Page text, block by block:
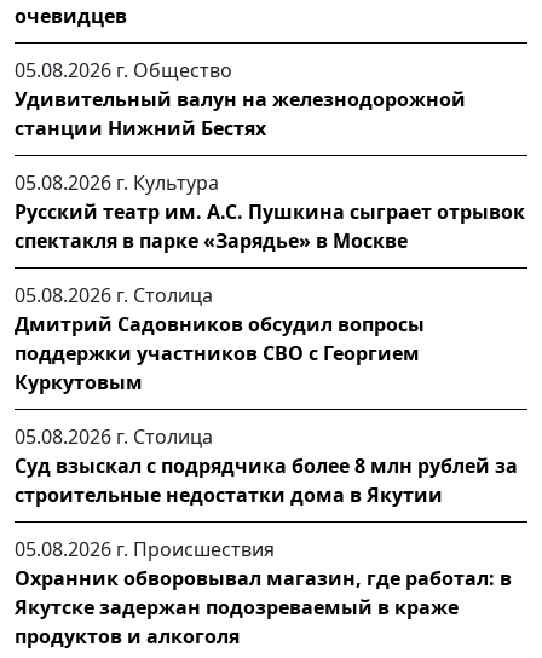
очевидцев
05.08.2026 г. Общество
Удивительный валун на железнодорожной
станции Нижний Бестях
05.08.2026 г. Культура
Русский театр им. А.С. Пушкина сыграет отрывок
спектакля в парке «Зарядье» в Москве
05.08.2026 г. Столица
Дмитрий Садовников обсудил вопросы
поддержки участников СВО с Георгием
Куркутовым
05.08.2026 г. Столица
Суд взыскал с подрядчика более 8 млн рублей за
строительные недостатки дома в Якутии
05.08.2026 г. Происшествия
Охранник обворовывал магазин, где работал: в
Якутске задержан подозреваемый в краже
продуктов и алкоголя